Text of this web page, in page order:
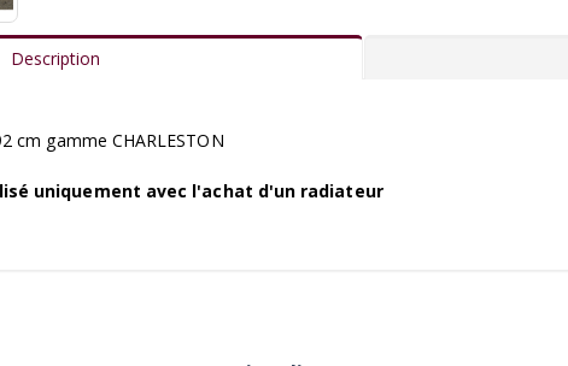
Description
cm gamme CHARLESTON
uniquement avec l'achat d'un radiateur